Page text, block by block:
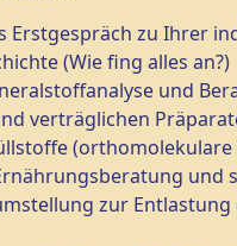
Erstgespräch zu Ihrer
(Wie fing alles an?)
und
verträglichen
(orthomolekulare
und
zur Entlastung